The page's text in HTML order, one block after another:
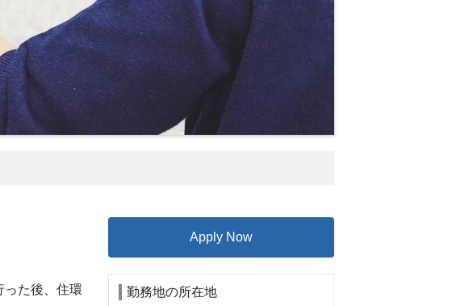
った後、住環
Apply Now
勤務地の所在地